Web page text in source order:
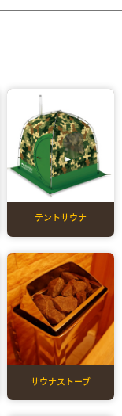
テントサウナ
サウナストーブ